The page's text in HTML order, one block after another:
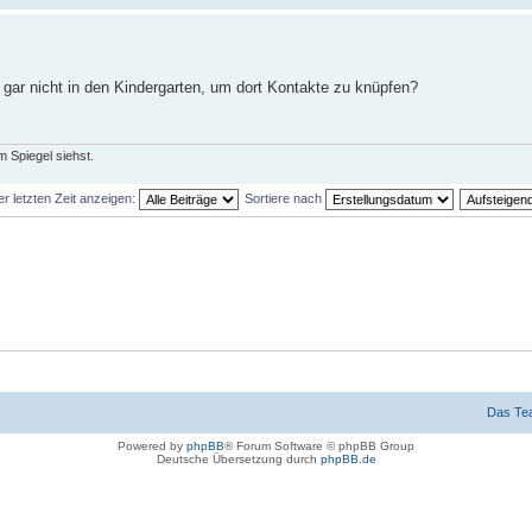
nicht in den Kindergarten, um dort Kontakte zu knüpfen?
Spiegel siehst.
letzten Zeit anzeigen: Sortiere nach
Das
Powered by phpBB® Forum Software © phpBB Group
Deutsche Übersetzung durch phpBB.de